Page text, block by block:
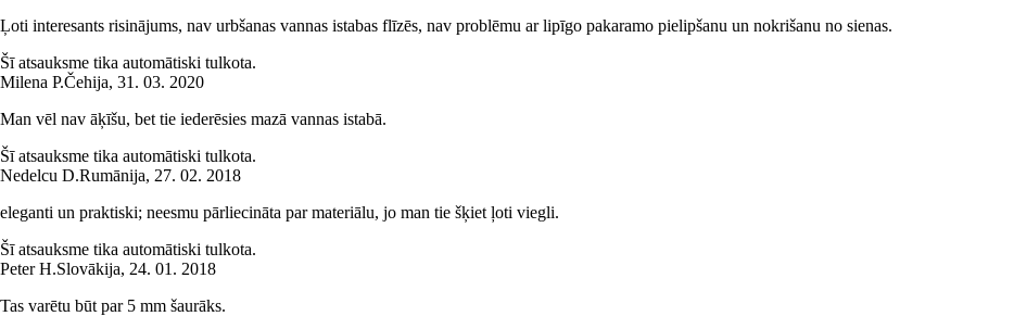
Ļoti interesants risinājums, nav urbšanas vannas istabas flīzēs, nav problēmu ar lipīgo pakaramo pielipšanu un nokrišanu no sienas.
Šī atsauksme tika automātiski tulkota.
Milena P.Čehija, 31. 03. 2020
Man vēl nav āķīšu, bet tie iederēsies mazā vannas istabā.
Šī atsauksme tika automātiski tulkota.
Nedelcu D.Rumānija, 27. 02. 2018
eleganti un praktiski; neesmu pārliecināta par materiālu, jo man tie šķiet ļoti viegli.
Šī atsauksme tika automātiski tulkota.
Peter H.Slovākija, 24. 01. 2018
Tas varētu būt par 5 mm šaurāks.